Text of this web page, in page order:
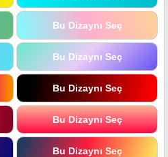
Bu Dizaynı Seç
Bu Dizaynı Seç
Bu Dizaynı Seç
Bu Dizaynı Seç
Bu Dizaynı Seç